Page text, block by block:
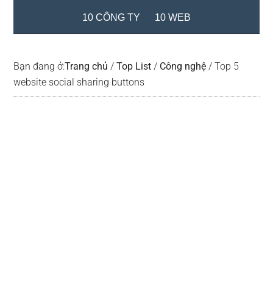
10 CÔNG TY 10 WEB
Bạn đang ở:Trang chủ / Top List / Công nghệ / Top 5
website social sharing buttons